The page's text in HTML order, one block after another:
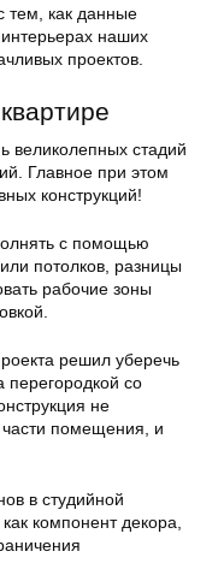
тем, как данные
наших
проектов.
великолепных стадий
Главное при этом
конструкций!
с помощью
потолков, разницы
рабочие зоны
решил уберечь
перегородкой со
не
части помещения, и
в студийной
компонент декора,